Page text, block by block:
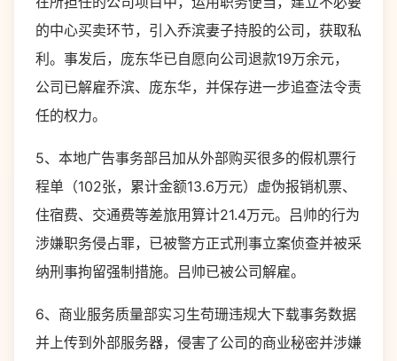
的中心买卖环节，引入乔滨妻子持股的公司，获取私
利。事发后，庞东华已自愿向公司退款19万余元，
公司已解雇乔滨、庞东华，并保存进一步追查法令责
任的权力。
5、本地广告事务部吕加从外部购买很多的假机票行
程单（102张，累计金额13.6万元）虚伪报销机票、
住宿费、交通费等差旅用算计21.4万元。吕帅的行为
涉嫌职务侵占罪，已被警方正式刑事立案侦查并被采
纳刑事拘留强制措施。吕帅已被公司解雇。
6、商业服务质量部实习生苟珊违规大下载事务数据
并上传到外部服务器，侵害了公司的商业秘密并涉嫌